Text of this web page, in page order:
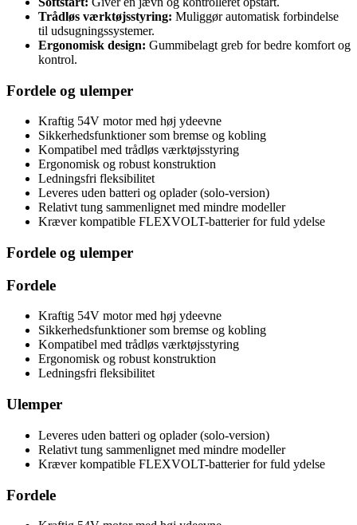
Trådløs værktøjsstyring: Muliggør automatisk forbindelse
til udsugningssystemer.
Ergonomisk design: Gummibelagt greb for bedre komfort og
kontrol.
Fordele og ulemper
Kraftig 54V motor med høj ydeevne
Sikkerhedsfunktioner som bremse og kobling
Kompatibel med trådløs værktøjsstyring
Ergonomisk og robust konstruktion
Ledningsfri fleksibilitet
Leveres uden batteri og oplader (solo-version)
Relativt tung sammenlignet med mindre modeller
Kræver kompatible FLEXVOLT-batterier for fuld ydelse
Fordele og ulemper
Fordele
Kraftig 54V motor med høj ydeevne
Sikkerhedsfunktioner som bremse og kobling
Kompatibel med trådløs værktøjsstyring
Ergonomisk og robust konstruktion
Ledningsfri fleksibilitet
Ulemper
Leveres uden batteri og oplader (solo-version)
Relativt tung sammenlignet med mindre modeller
Kræver kompatible FLEXVOLT-batterier for fuld ydelse
Fordele